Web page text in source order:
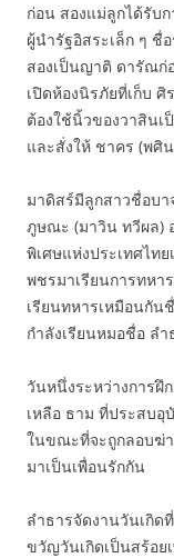
ก่อน สองแม่ลูกได้รับ
ผู้นำรัฐอิสระเล็ก ๆ ชื่
สองเป็นญาติ ดารัณก่
เปิดห้องนิรภัยที่เก็บ
ต้องใช้นิ้วของวาสิน
และสั่งให้ ชาคร (พศิ
มาดิสร์มีลูกสาวชื่อบ
ภูษณะ (มาวิน ทวีผล)
พิเศษแห่งประเทศไท
พชรมาเรียนการทหา
เรียนทหารเหมือนกั
กำลังเรียนหมอชื่อ ล
วันหนึ่งระหว่างการฝึ
เหลือ ธาม ที่ประสบ
ในขณะที่จะถูกลอบฆ่
มาเป็นเพื่อนรักกัน
ลำธารจัดงานวันเกิด
ขวัญวันเกิดเป็นสร้อย